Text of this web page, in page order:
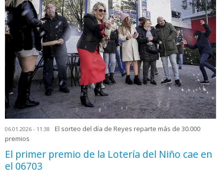
06.01.2026 - 11:38
El sorteo del día de Reyes reparte más de 30.000
premios
El primer premio de la Lotería del Niño cae en
el 06703